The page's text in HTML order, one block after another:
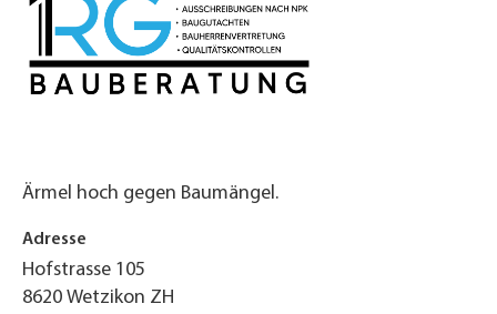
Ärmel hoch gegen Baumängel.
Adresse
Hofstrasse 105
8620 Wetzikon ZH